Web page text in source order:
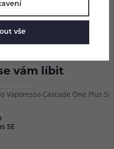
vám líbit
SE
vše